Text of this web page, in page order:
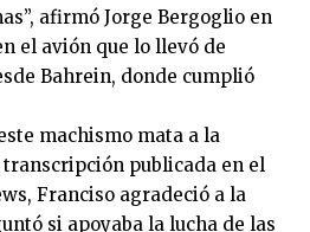
afirmó Jorge Bergoglio en
el avión que lo llevó de
Bahrein, donde cumplió
machismo mata a la
transcripción publicada en el
Franciso agradeció a la
si apoyaba la lucha de las